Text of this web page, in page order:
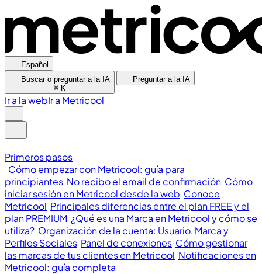
Español
Buscar o preguntar a la IA
⌘ K
Preguntar a la IA
Ir a la webIr a Metricool
Primeros pasos
Cómo empezar con Metricool: guía para
principiantes No recibo el email de confirmación Cómo
iniciar sesión en Metricool desde la web Conoce
Metricool Principales diferencias entre el plan FREE y el
plan PREMIUM ¿Qué es una Marca en Metricool y cómo se
utiliza? Organización de la cuenta: Usuario, Marca y
Perfiles Sociales Panel de conexiones Cómo gestionar
las marcas de tus clientes en Metricool Notificaciones en
Metricool: guía completa